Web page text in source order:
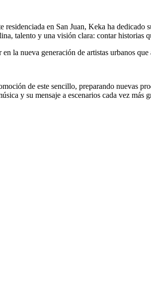
residenciada en San Juan, Keka ha
talento y una visión clara: contar historias
la nueva generación de artistas urbanos
de este sencillo, preparando nuevas
y su mensaje a escenarios cada vez más